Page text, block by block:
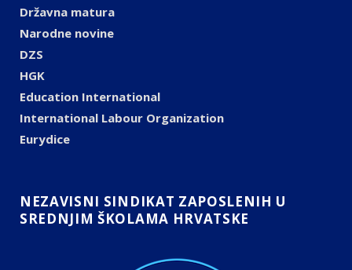
Državna matura
Narodne novine
DZS
HGK
Education International
International Labour Organization
Eurydice
NEZAVISNI SINDIKAT ZAPOSLENIH U
SREDNJIM ŠKOLAMA HRVATSKE